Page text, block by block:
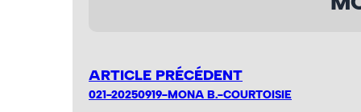
ARTICLE PRÉCÉDENT
021-20250919-MONA B.-COURTOISIE